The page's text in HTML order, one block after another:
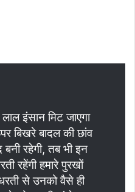
इंसान मिट जाएगा
बिखरे बादल की छांव
रहेगी, तब भी इन
रहेंगी हमारे पुरखों
से उनको वैसे ही